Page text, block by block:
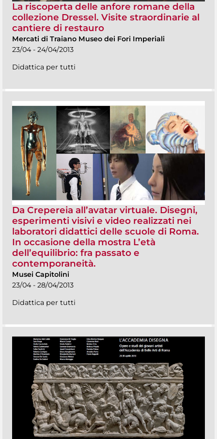
La riscoperta delle anfore romane della
collezione Dressel. Visite straordinarie al
cantiere di restauro
Mercati di Traiano Museo dei Fori Imperiali
23/04 - 24/04/2013
Didattica per tutti
Da Crepereia all’avatar virtuale. Disegni,
esperimenti visivi e video realizzati nei
laboratori didattici delle scuole di Roma.
In occasione della mostra L’età
dell’equilibrio: fra passato e
contemporaneità.
Musei Capitolini
23/04 - 28/04/2013
Didattica per tutti